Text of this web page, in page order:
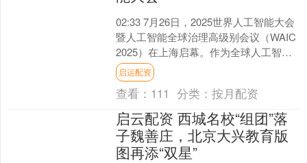
02:33 7月26日，2025世界人工智能大会
暨人工智能全球治理高级别会议（WAIC
2025）在上海启幕。作为全球人工智能
领域的顶级盛会，本届大会汇聚了来
自....
启运配资
查看： 111 分类：按月配资
启云配资 西城名校“组团”落
子魏善庄，北京大兴教育版
图再添“双星”